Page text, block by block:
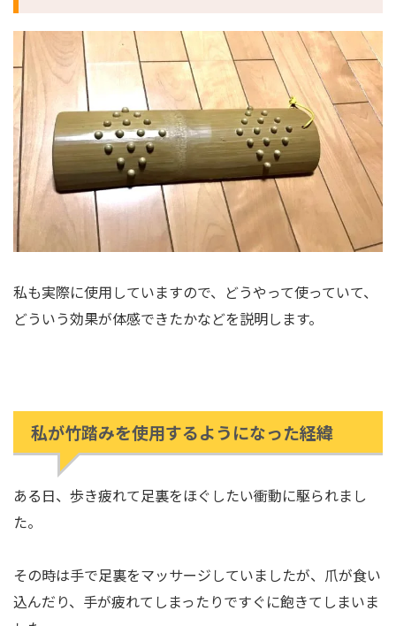
私も実際に使用していますので、どうやって使っていて、
どういう効果が体感できたかなどを説明します。
私が竹踏みを使用するようになった経緯
ある日、歩き疲れて足裏をほぐしたい衝動に駆られまし
た。
その時は手で足裏をマッサージしていましたが、爪が食い
込んだり、手が疲れてしまったりですぐに飽きてしまいま